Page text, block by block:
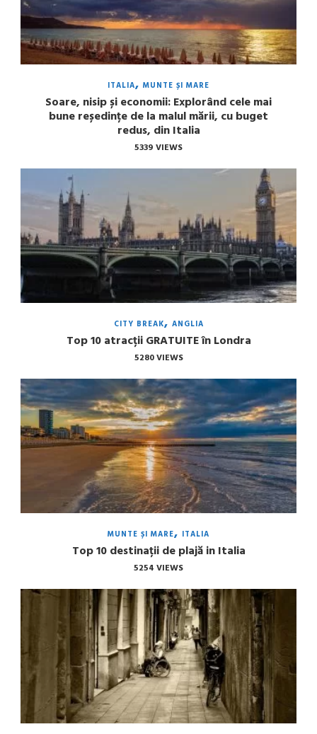
ITALIA MUNTE ȘI MARE
Soare, nisip și economii: Explorând cele mai
bune reședințe de la malul mării, cu buget
redus, din Italia
5339 VIEWS
CITY BREAK ANGLIA
Top 10 atracții GRATUITE în Londra
5280 VIEWS
MUNTE ȘI MARE ITALIA
Top 10 destinații de plajă in Italia
5254 VIEWS